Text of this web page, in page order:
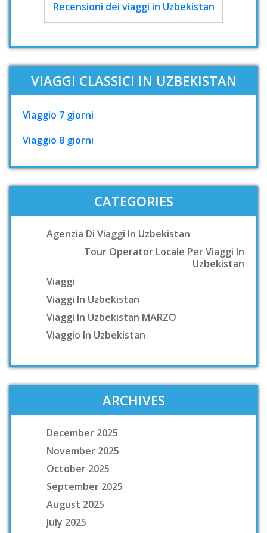
Recensioni dei viaggi in Uzbekistan
VIAGGI CLASSICI IN UZBEKISTAN
Viaggio 7 giorni
Viaggio 8 giorni
CATEGORIES
Agenzia Di Viaggi In Uzbekistan
Tour Operator Locale Per Viaggi In
Uzbekistan
Viaggi
Viaggi In Uzbekistan
Viaggi In Uzbekistan MARZO
Viaggio In Uzbekistan
ARCHIVES
December 2025
November 2025
October 2025
September 2025
August 2025
July 2025